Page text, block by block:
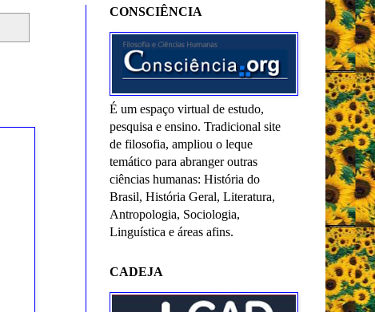
CONSCIÊNCIA
É um espaço virtual de estudo,
pesquisa e ensino. Tradicional site
de filosofia, ampliou o leque
temático para abranger outras
ciências humanas: História do
Brasil, História Geral, Literatura,
Antropologia, Sociologia,
Linguística e áreas afins.
CADEJA